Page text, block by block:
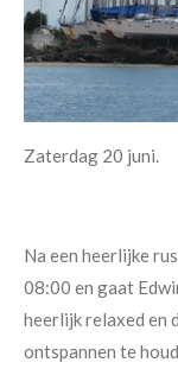
Zaterdag 20 juni.
Na een heerlijke
08:00 en gaat
heerlijk relaxed en
ontspannen te